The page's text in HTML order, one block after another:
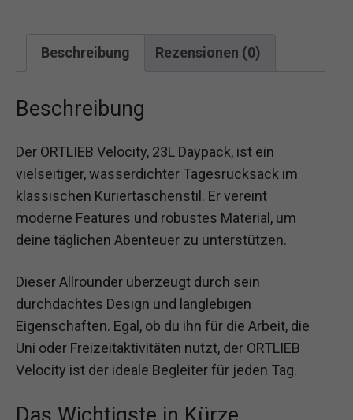
Beschreibung Rezensionen (0)
Beschreibung
Der ORTLIEB Velocity, 23L Daypack, ist ein
vielseitiger, wasserdichter Tagesrucksack im
klassischen Kuriertaschenstil. Er vereint
moderne Features und robustes Material, um
deine täglichen Abenteuer zu unterstützen.
Dieser Allrounder überzeugt durch sein
durchdachtes Design und langlebigen
Eigenschaften. Egal, ob du ihn für die Arbeit, die
Uni oder Freizeitaktivitäten nutzt, der ORTLIEB
Velocity ist der ideale Begleiter für jeden Tag.